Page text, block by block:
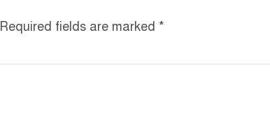
Required fields are marked *